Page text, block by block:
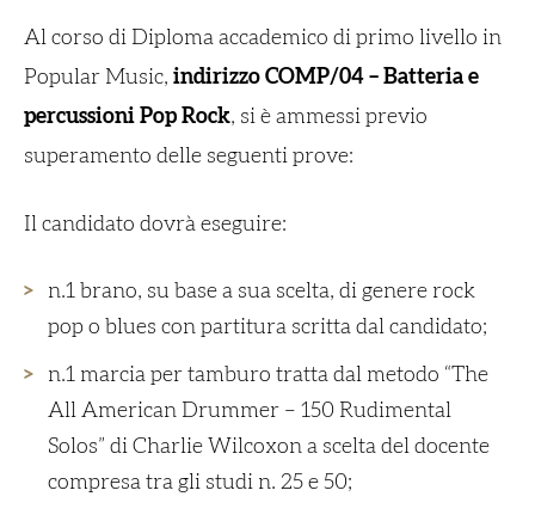
Al corso di Diploma accademico di primo livello in
Popular Music, indirizzo COMP/04 – Batteria e
percussioni Pop Rock, si è ammessi previo
superamento delle seguenti prove:
Il candidato dovrà eseguire:
n.1 brano, su base a sua scelta, di genere rock
pop o blues con partitura scritta dal candidato;
n.1 marcia per tamburo tratta dal metodo “The
All American Drummer – 150 Rudimental
Solos” di Charlie Wilcoxon a scelta del docente
compresa tra gli studi n. 25 e 50;